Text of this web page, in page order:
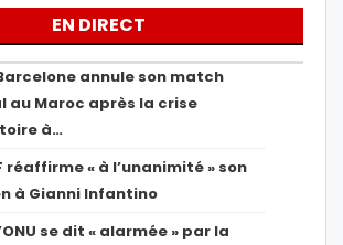
EN DIRECT
annule son match
au Maroc après la crise
à…
réaffirme « à l’unanimité » son
à Gianni Infantino
se dit « alarmée » par la